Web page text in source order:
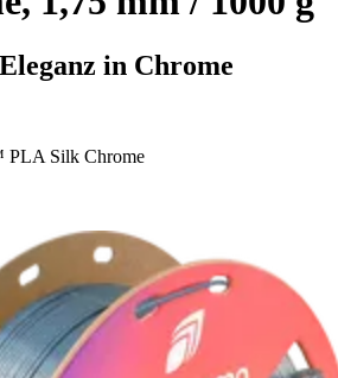
in Chrome
PLA Silk Chrome